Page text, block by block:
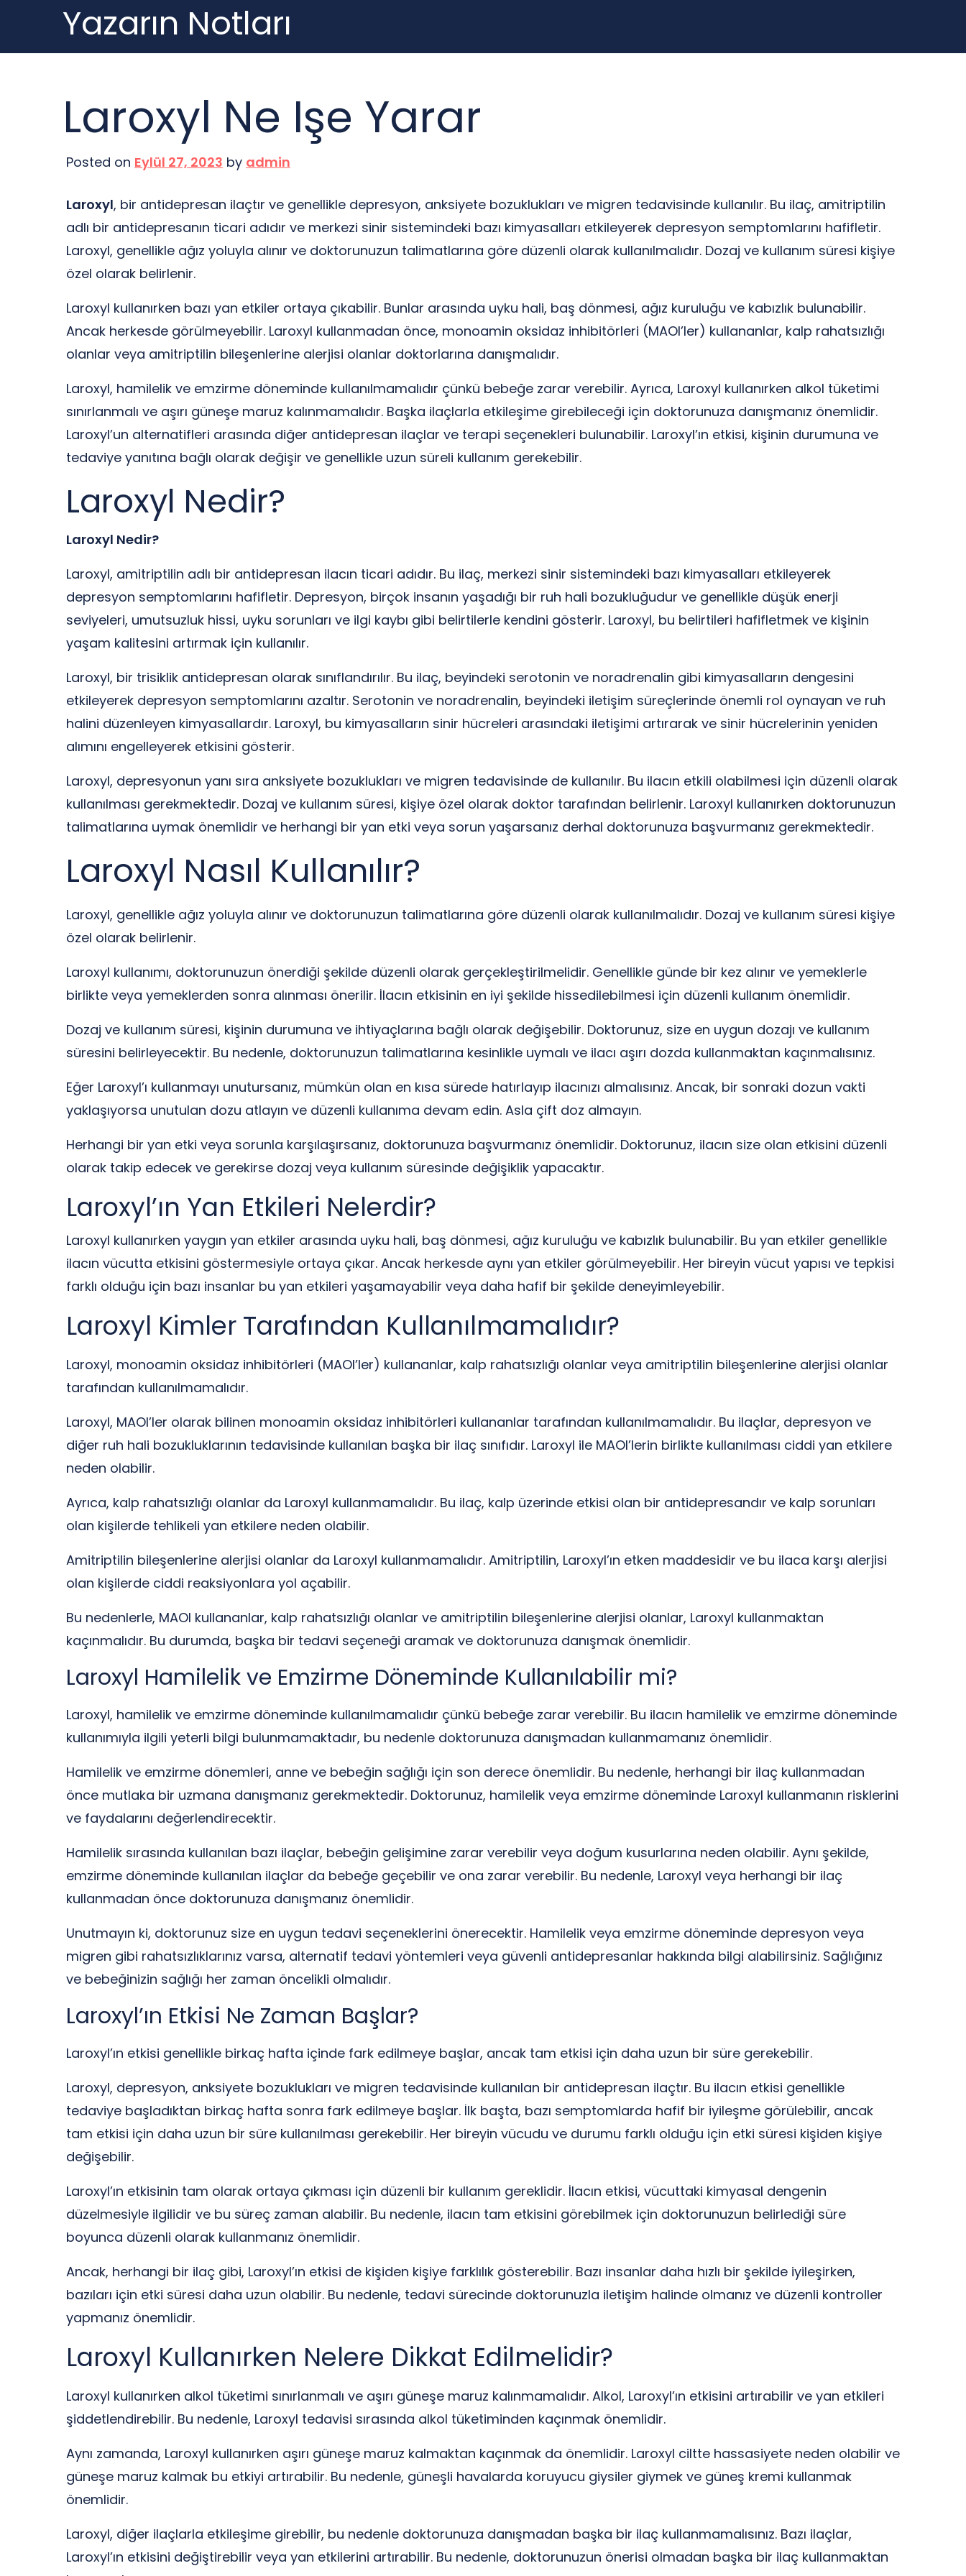
content
Yazarın Notları
Laroxyl Ne Işe Yarar
Posted on Eylül 27, 2023 by admin
Laroxyl, bir antidepresan ilaçtır ve genellikle depresyon, anksiyete bozuklukları ve migren tedavisinde kullanılır. Bu ilaç, amitriptilin
adlı bir antidepresanın ticari adıdır ve merkezi sinir sistemindeki bazı kimyasalları etkileyerek depresyon semptomlarını hafifletir.
Laroxyl, genellikle ağız yoluyla alınır ve doktorunuzun talimatlarına göre düzenli olarak kullanılmalıdır. Dozaj ve kullanım süresi kişiye
özel olarak belirlenir.
Laroxyl kullanırken bazı yan etkiler ortaya çıkabilir. Bunlar arasında uyku hali, baş dönmesi, ağız kuruluğu ve kabızlık bulunabilir.
Ancak herkesde görülmeyebilir. Laroxyl kullanmadan önce, monoamin oksidaz inhibitörleri (MAOI’ler) kullananlar, kalp rahatsızlığı
olanlar veya amitriptilin bileşenlerine alerjisi olanlar doktorlarına danışmalıdır.
Laroxyl, hamilelik ve emzirme döneminde kullanılmamalıdır çünkü bebeğe zarar verebilir. Ayrıca, Laroxyl kullanırken alkol tüketimi
sınırlanmalı ve aşırı güneşe maruz kalınmamalıdır. Başka ilaçlarla etkileşime girebileceği için doktorunuza danışmanız önemlidir.
Laroxyl’un alternatifleri arasında diğer antidepresan ilaçlar ve terapi seçenekleri bulunabilir. Laroxyl’ın etkisi, kişinin durumuna ve
tedaviye yanıtına bağlı olarak değişir ve genellikle uzun süreli kullanım gerekebilir.
Laroxyl Nedir?
Laroxyl Nedir?
Laroxyl, amitriptilin adlı bir antidepresan ilacın ticari adıdır. Bu ilaç, merkezi sinir sistemindeki bazı kimyasalları etkileyerek
depresyon semptomlarını hafifletir. Depresyon, birçok insanın yaşadığı bir ruh hali bozukluğudur ve genellikle düşük enerji
seviyeleri, umutsuzluk hissi, uyku sorunları ve ilgi kaybı gibi belirtilerle kendini gösterir. Laroxyl, bu belirtileri hafifletmek ve kişinin
yaşam kalitesini artırmak için kullanılır.
Laroxyl, bir trisiklik antidepresan olarak sınıflandırılır. Bu ilaç, beyindeki serotonin ve noradrenalin gibi kimyasalların dengesini
etkileyerek depresyon semptomlarını azaltır. Serotonin ve noradrenalin, beyindeki iletişim süreçlerinde önemli rol oynayan ve ruh
halini düzenleyen kimyasallardır. Laroxyl, bu kimyasalların sinir hücreleri arasındaki iletişimi artırarak ve sinir hücrelerinin yeniden
alımını engelleyerek etkisini gösterir.
Laroxyl, depresyonun yanı sıra anksiyete bozuklukları ve migren tedavisinde de kullanılır. Bu ilacın etkili olabilmesi için düzenli olarak
kullanılması gerekmektedir. Dozaj ve kullanım süresi, kişiye özel olarak doktor tarafından belirlenir. Laroxyl kullanırken doktorunuzun
talimatlarına uymak önemlidir ve herhangi bir yan etki veya sorun yaşarsanız derhal doktorunuza başvurmanız gerekmektedir.
Laroxyl Nasıl Kullanılır?
Laroxyl, genellikle ağız yoluyla alınır ve doktorunuzun talimatlarına göre düzenli olarak kullanılmalıdır. Dozaj ve kullanım süresi kişiye
özel olarak belirlenir.
Laroxyl kullanımı, doktorunuzun önerdiği şekilde düzenli olarak gerçekleştirilmelidir. Genellikle günde bir kez alınır ve yemeklerle
birlikte veya yemeklerden sonra alınması önerilir. İlacın etkisinin en iyi şekilde hissedilebilmesi için düzenli kullanım önemlidir.
Dozaj ve kullanım süresi, kişinin durumuna ve ihtiyaçlarına bağlı olarak değişebilir. Doktorunuz, size en uygun dozajı ve kullanım
süresini belirleyecektir. Bu nedenle, doktorunuzun talimatlarına kesinlikle uymalı ve ilacı aşırı dozda kullanmaktan kaçınmalısınız.
Eğer Laroxyl’ı kullanmayı unutursanız, mümkün olan en kısa sürede hatırlayıp ilacınızı almalısınız. Ancak, bir sonraki dozun vakti
yaklaşıyorsa unutulan dozu atlayın ve düzenli kullanıma devam edin. Asla çift doz almayın.
Herhangi bir yan etki veya sorunla karşılaşırsanız, doktorunuza başvurmanız önemlidir. Doktorunuz, ilacın size olan etkisini düzenli
olarak takip edecek ve gerekirse dozaj veya kullanım süresinde değişiklik yapacaktır.
Laroxyl’ın Yan Etkileri Nelerdir?
Laroxyl kullanırken yaygın yan etkiler arasında uyku hali, baş dönmesi, ağız kuruluğu ve kabızlık bulunabilir. Bu yan etkiler genellikle
ilacın vücutta etkisini göstermesiyle ortaya çıkar. Ancak herkesde aynı yan etkiler görülmeyebilir. Her bireyin vücut yapısı ve tepkisi
farklı olduğu için bazı insanlar bu yan etkileri yaşamayabilir veya daha hafif bir şekilde deneyimleyebilir.
Laroxyl Kimler Tarafından Kullanılmamalıdır?
Laroxyl, monoamin oksidaz inhibitörleri (MAOI’ler) kullananlar, kalp rahatsızlığı olanlar veya amitriptilin bileşenlerine alerjisi olanlar
tarafından kullanılmamalıdır.
Laroxyl, MAOI’ler olarak bilinen monoamin oksidaz inhibitörleri kullananlar tarafından kullanılmamalıdır. Bu ilaçlar, depresyon ve
diğer ruh hali bozukluklarının tedavisinde kullanılan başka bir ilaç sınıfıdır. Laroxyl ile MAOI’lerin birlikte kullanılması ciddi yan etkilere
neden olabilir.
Ayrıca, kalp rahatsızlığı olanlar da Laroxyl kullanmamalıdır. Bu ilaç, kalp üzerinde etkisi olan bir antidepresandır ve kalp sorunları
olan kişilerde tehlikeli yan etkilere neden olabilir.
Amitriptilin bileşenlerine alerjisi olanlar da Laroxyl kullanmamalıdır. Amitriptilin, Laroxyl’ın etken maddesidir ve bu ilaca karşı alerjisi
olan kişilerde ciddi reaksiyonlara yol açabilir.
Bu nedenlerle, MAOI kullananlar, kalp rahatsızlığı olanlar ve amitriptilin bileşenlerine alerjisi olanlar, Laroxyl kullanmaktan
kaçınmalıdır. Bu durumda, başka bir tedavi seçeneği aramak ve doktorunuza danışmak önemlidir.
Laroxyl Hamilelik ve Emzirme Döneminde Kullanılabilir mi?
Laroxyl, hamilelik ve emzirme döneminde kullanılmamalıdır çünkü bebeğe zarar verebilir. Bu ilacın hamilelik ve emzirme döneminde
kullanımıyla ilgili yeterli bilgi bulunmamaktadır, bu nedenle doktorunuza danışmadan kullanmamanız önemlidir.
Hamilelik ve emzirme dönemleri, anne ve bebeğin sağlığı için son derece önemlidir. Bu nedenle, herhangi bir ilaç kullanmadan
önce mutlaka bir uzmana danışmanız gerekmektedir. Doktorunuz, hamilelik veya emzirme döneminde Laroxyl kullanmanın risklerini
ve faydalarını değerlendirecektir.
Hamilelik sırasında kullanılan bazı ilaçlar, bebeğin gelişimine zarar verebilir veya doğum kusurlarına neden olabilir. Aynı şekilde,
emzirme döneminde kullanılan ilaçlar da bebeğe geçebilir ve ona zarar verebilir. Bu nedenle, Laroxyl veya herhangi bir ilaç
kullanmadan önce doktorunuza danışmanız önemlidir.
Unutmayın ki, doktorunuz size en uygun tedavi seçeneklerini önerecektir. Hamilelik veya emzirme döneminde depresyon veya
migren gibi rahatsızlıklarınız varsa, alternatif tedavi yöntemleri veya güvenli antidepresanlar hakkında bilgi alabilirsiniz. Sağlığınız
ve bebeğinizin sağlığı her zaman öncelikli olmalıdır.
Laroxyl’ın Etkisi Ne Zaman Başlar?
Laroxyl’ın etkisi genellikle birkaç hafta içinde fark edilmeye başlar, ancak tam etkisi için daha uzun bir süre gerekebilir.
Laroxyl, depresyon, anksiyete bozuklukları ve migren tedavisinde kullanılan bir antidepresan ilaçtır. Bu ilacın etkisi genellikle
tedaviye başladıktan birkaç hafta sonra fark edilmeye başlar. İlk başta, bazı semptomlarda hafif bir iyileşme görülebilir, ancak
tam etkisi için daha uzun bir süre kullanılması gerekebilir. Her bireyin vücudu ve durumu farklı olduğu için etki süresi kişiden kişiye
değişebilir.
Laroxyl’ın etkisinin tam olarak ortaya çıkması için düzenli bir kullanım gereklidir. İlacın etkisi, vücuttaki kimyasal dengenin
düzelmesiyle ilgilidir ve bu süreç zaman alabilir. Bu nedenle, ilacın tam etkisini görebilmek için doktorunuzun belirlediği süre
boyunca düzenli olarak kullanmanız önemlidir.
Ancak, herhangi bir ilaç gibi, Laroxyl’ın etkisi de kişiden kişiye farklılık gösterebilir. Bazı insanlar daha hızlı bir şekilde iyileşirken,
bazıları için etki süresi daha uzun olabilir. Bu nedenle, tedavi sürecinde doktorunuzla iletişim halinde olmanız ve düzenli kontroller
yapmanız önemlidir.
Laroxyl Kullanırken Nelere Dikkat Edilmelidir?
Laroxyl kullanırken alkol tüketimi sınırlanmalı ve aşırı güneşe maruz kalınmamalıdır. Alkol, Laroxyl’ın etkisini artırabilir ve yan etkileri
şiddetlendirebilir. Bu nedenle, Laroxyl tedavisi sırasında alkol tüketiminden kaçınmak önemlidir.
Aynı zamanda, Laroxyl kullanırken aşırı güneşe maruz kalmaktan kaçınmak da önemlidir. Laroxyl ciltte hassasiyete neden olabilir ve
güneşe maruz kalmak bu etkiyi artırabilir. Bu nedenle, güneşli havalarda koruyucu giysiler giymek ve güneş kremi kullanmak
önemlidir.
Laroxyl, diğer ilaçlarla etkileşime girebilir, bu nedenle doktorunuza danışmadan başka bir ilaç kullanmamalısınız. Bazı ilaçlar,
Laroxyl’ın etkisini değiştirebilir veya yan etkilerini artırabilir. Bu nedenle, doktorunuzun önerisi olmadan başka bir ilaç kullanmaktan